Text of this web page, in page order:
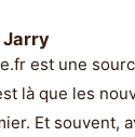
Jarry
est une
là que les
Et souvent,